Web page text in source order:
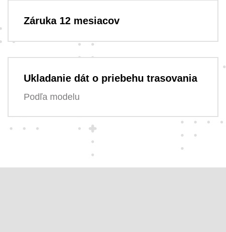
Záruka 12 mesiacov
Ukladanie dát o priebehu trasovania
Podľa modelu